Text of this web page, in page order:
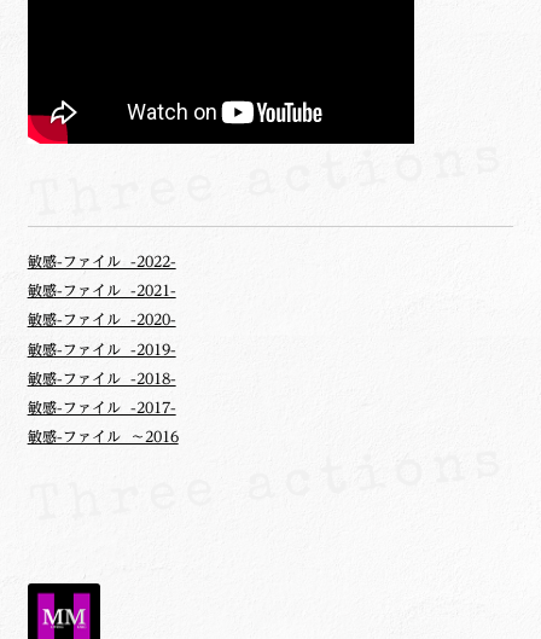
敏感-ファイル -2022-
敏感-ファイル -2021-
敏感-ファイル -2020-
敏感-ファイル -2019-
敏感-ファイル -2018-
敏感-ファイル -2017-
敏感-ファイル ～2016